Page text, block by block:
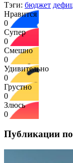
Тэги: бюджет
Нравится
0
Супер
0
Смешно
0
Удивительно
0
Грустно
0
Злюсь
0
Публикации по